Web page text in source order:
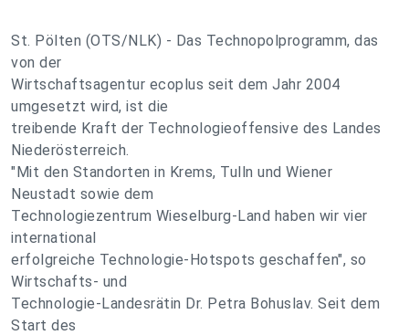
St. Pölten (OTS/NLK) - Das Technopolprogramm, das
von der
Wirtschaftsagentur ecoplus seit dem Jahr 2004
umgesetzt wird, ist die
treibende Kraft der Technologieoffensive des Landes
Niederösterreich.
"Mit den Standorten in Krems, Tulln und Wiener
Neustadt sowie dem
Technologiezentrum Wieselburg-Land haben wir vier
international
erfolgreiche Technologie-Hotspots geschaffen", so
Wirtschafts- und
Technologie-Landesrätin Dr. Petra Bohuslav. Seit dem
Start des